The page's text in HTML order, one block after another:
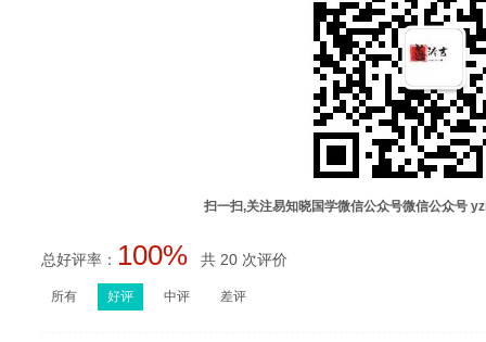
扫一扫,关注易知晓国学微信公众号微信公众号
总好评率： 100% 共 20 次评价
所有 好评 中评 差评